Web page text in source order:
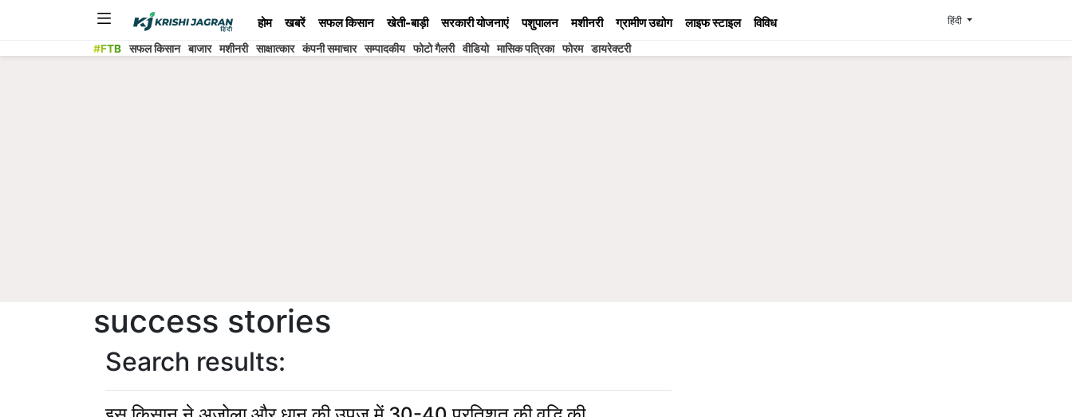
होम खबरें सफल किसान खेती-बाड़ी सरकारी योजनाएं पशुपालन मशीनरी ग्रामीण उद्योग लाइफ स्टाइल विविध हिंदी
#FTB सफल किसान बाजार मशीनरी साक्षात्कार कंपनी समाचार सम्पादकीय फोटो गैलरी वीडियो मासिक पत्रिका फोरम डायरेक्टरी
success stories
Search results: